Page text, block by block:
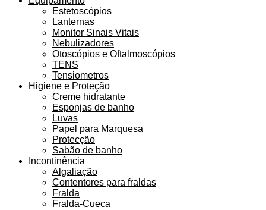
Estetoscópios
Lanternas
Monitor Sinais Vitais
Nebulizadores
Otoscópios e Oftalmoscópios
TENS
Tensiometros
Higiene e Proteção
Creme hidratante
Esponjas de banho
Luvas
Papel para Marquesa
Protecção
Sabão de banho
Incontinência
Algaliação
Contentores para fraldas
Fralda
Fralda-Cueca